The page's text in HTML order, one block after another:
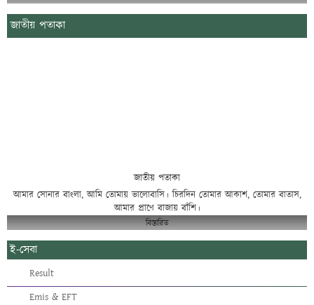
জাতীয় পতাকা
জাতীয় পতাকা
আমার সোনার বাংলা, আমি তোমায় ভালোবাসি। চিরদিন তোমার আকাশ, তোমার বাতাস,
আমার প্রাণে বাজায় বাঁশি।
বিস্তারিত
ই-সেবা
Result
Emis & EFT